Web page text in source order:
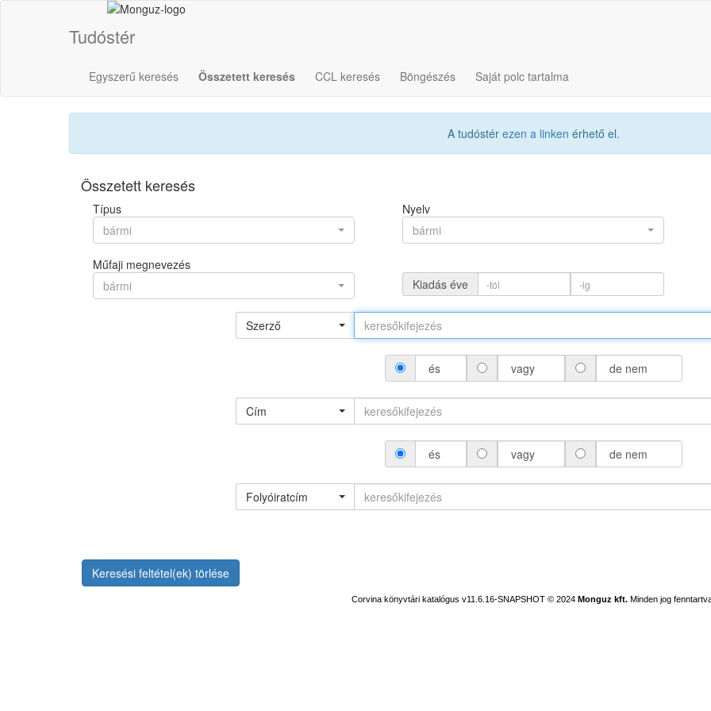
Tudóstér
Egyszerű keresés Összetett keresés CCL keresés Böngészés Saját polc tartalma
A tudóstér ezen a linken érhető el.
Összetett keresés
Típus
bármi
Nyelv
bármi
Műfaji megnevezés
bármi
Kiadás éve
Szerző
és vagy de nem
Cím
és vagy de nem
Folyóiratcím
Keresési feltétel(ek) törlése
Corvina könyvtári katalógus v11.6.16-SNAPSHOT © 2024 Monguz kft. Minden jog